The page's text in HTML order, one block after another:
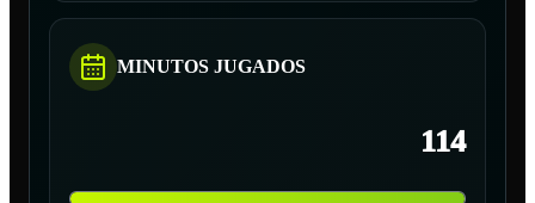
MINUTOS JUGADOS
114